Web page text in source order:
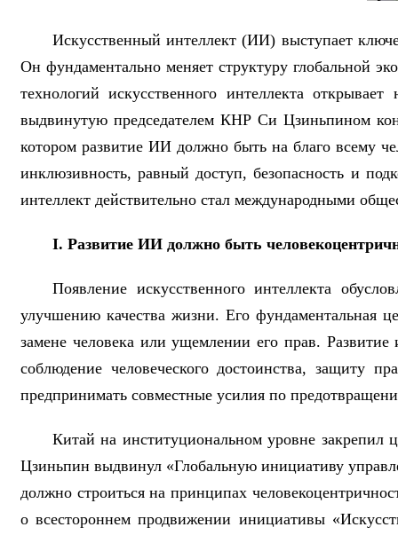
Искусственный интеллект (ИИ) выступает
Он фундаментально меняет структуру глобальной
технологий искусственного интеллекта
выдвинутую председателем КНР Си Цзиньпином
котором развитие ИИ должно быть на благо всему
инклюзивность, равный доступ, безопасность и
интеллект действительно стал международными
I. Развитие ИИ должно быть
Появление искусственного интеллекта
улучшению качества жизни. Его фундаментальная
замене человека или ущемлении его прав. Развитие
соблюдение человеческого достоинства, защиту
предпринимать совместные усилия по
Китай на институциональном уровне закрепил
Цзиньпин выдвинул «Глобальную инициативу
должно строиться на принципах
о всестороннем продвижении инициативы